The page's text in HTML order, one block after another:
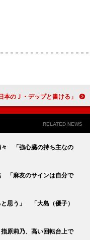
コブシがＪ・デップ度を競う 吉村崇「プロフィールに日本のＪ・デップと書ける」
RELATED NEWS
々 「強心臓の持ち主なの
「麻友のサインは自分で
思う」 「大島（優子）
原莉乃、高い回転台上で